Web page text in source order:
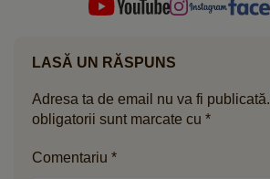
LASĂ UN RĂSPUNS
Adresa ta de email nu va fi publicată.
obligatorii sunt marcate cu *
Comentariu *